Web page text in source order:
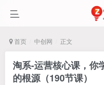
首页 中创网 正文
淘系-运营核心课，你
的根源（190节课）